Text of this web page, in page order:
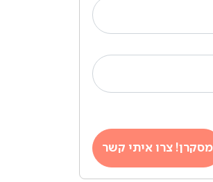
מסקרן! צרו איתי קשר